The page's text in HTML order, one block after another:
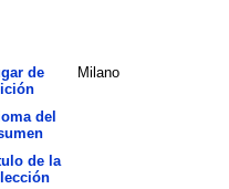
de
Milano
del
de la